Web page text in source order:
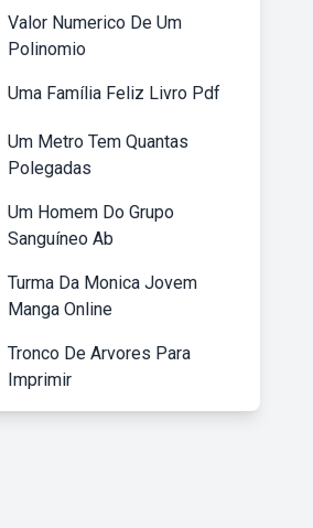
Valor Numerico De Um
Polinomio
Uma Família Feliz Livro Pdf
Um Metro Tem Quantas
Polegadas
Um Homem Do Grupo
Sanguíneo Ab
Turma Da Monica Jovem
Manga Online
Tronco De Arvores Para
Imprimir